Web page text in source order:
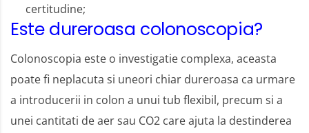
certitudine;
Este dureroasa colonoscopia?
Colonoscopia este o investigatie complexa, aceasta
poate fi neplacuta si uneori chiar dureroasa ca urmare
a introducerii in colon a unui tub flexibil, precum si a
unei cantitati de aer sau CO2 care ajuta la destinderea